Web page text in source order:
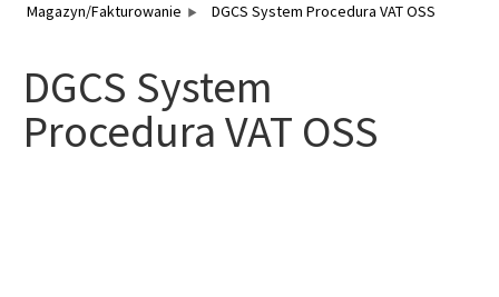
Magazyn/Fakturowanie
DGCS System Procedura VAT OSS
DGCS System
Procedura VAT OSS